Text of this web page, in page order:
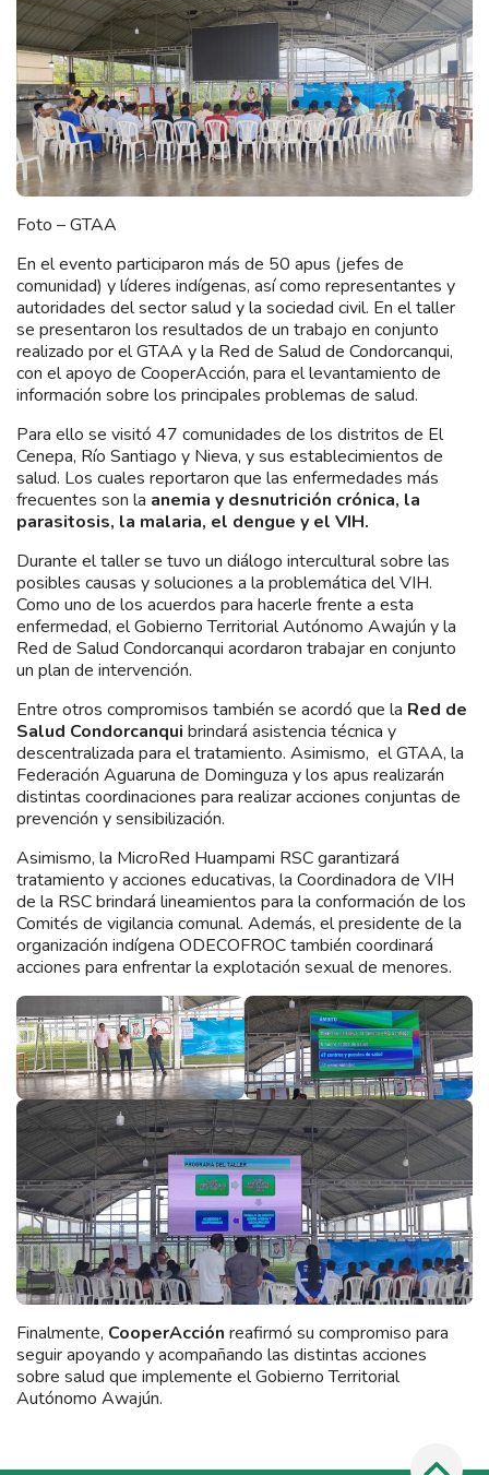
Foto – GTAA
En el evento participaron más de 50 apus (jefes de
comunidad) y líderes indígenas, así como representantes y
autoridades del sector salud y la sociedad civil. En el taller
se presentaron los resultados de un trabajo en conjunto
realizado por el GTAA y la Red de Salud de Condorcanqui,
con el apoyo de CooperAcción, para el levantamiento de
información sobre los principales problemas de salud.
Para ello se visitó 47 comunidades de los distritos de El
Cenepa, Río Santiago y Nieva, y sus establecimientos de
salud. Los cuales reportaron que las enfermedades más
frecuentes son la anemia y desnutrición crónica, la
parasitosis, la malaria, el dengue y el VIH.
Durante el taller se tuvo un diálogo intercultural sobre las
posibles causas y soluciones a la problemática del VIH.
Como uno de los acuerdos para hacerle frente a esta
enfermedad, el Gobierno Territorial Autónomo Awajún y la
Red de Salud Condorcanqui acordaron trabajar en conjunto
un plan de intervención.
Entre otros compromisos también se acordó que la Red de
Salud Condorcanqui brindará asistencia técnica y
descentralizada para el tratamiento. Asimismo, el GTAA, la
Federación Aguaruna de Dominguza y los apus realizarán
distintas coordinaciones para realizar acciones conjuntas de
prevención y sensibilización.
Asimismo, la MicroRed Huampami RSC garantizará
tratamiento y acciones educativas, la Coordinadora de VIH
de la RSC brindará lineamientos para la conformación de los
Comités de vigilancia comunal. Además, el presidente de la
organización indígena ODECOFROC también coordinará
acciones para enfrentar la explotación sexual de menores.
Finalmente, CooperAcción reafirmó su compromiso para
seguir apoyando y acompañando las distintas acciones
sobre salud que implemente el Gobierno Territorial
Autónomo Awajún.